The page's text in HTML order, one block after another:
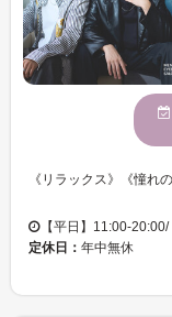
【平日】11:00-
定休日： 年中無休